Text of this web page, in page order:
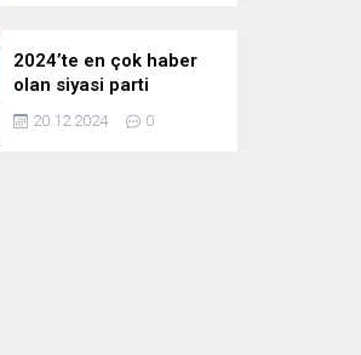
2024’te en çok haber
olan siyasi parti
liderleri! Zirvedeki isim
fark attı
20.12.2024 0